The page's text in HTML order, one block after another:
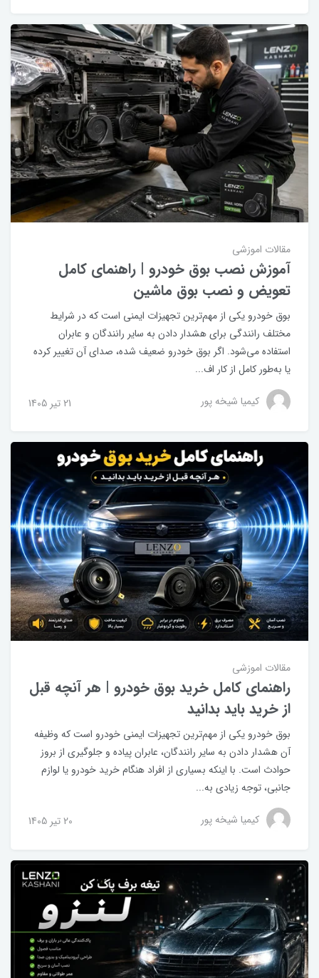
مقالات اموزشی
آموزش نصب بوق خودرو | راهنمای کامل
تعویض و نصب بوق ماشین
بوق خودرو یکی از مهم‌ترین تجهیزات ایمنی است که در شرایط
مختلف رانندگی برای هشدار دادن به سایر رانندگان و عابران
استفاده می‌شود. اگر بوق خودرو ضعیف شده، صدای آن تغییر کرده
یا به‌طور کامل از کار اف...
کیمیا شیخه پور 21 تير 1405
مقالات اموزشی
راهنمای کامل خرید بوق خودرو | هر آنچه قبل
از خرید باید بدانید
بوق خودرو یکی از مهم‌ترین تجهیزات ایمنی خودرو است که وظیفه
آن هشدار دادن به سایر رانندگان، عابران پیاده و جلوگیری از بروز
حوادث است. با اینکه بسیاری از افراد هنگام خرید خودرو یا لوازم
جانبی، توجه زیادی به...
کیمیا شیخه پور 20 تير 1405